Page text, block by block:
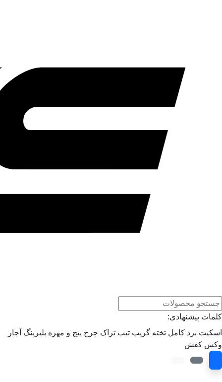
کلمات پیشنهادی:
اسکیت برد کامل تخته گریپ تیپ تراک چرخ پیچ و مهره بلبرینگ آچار
وکس کفش